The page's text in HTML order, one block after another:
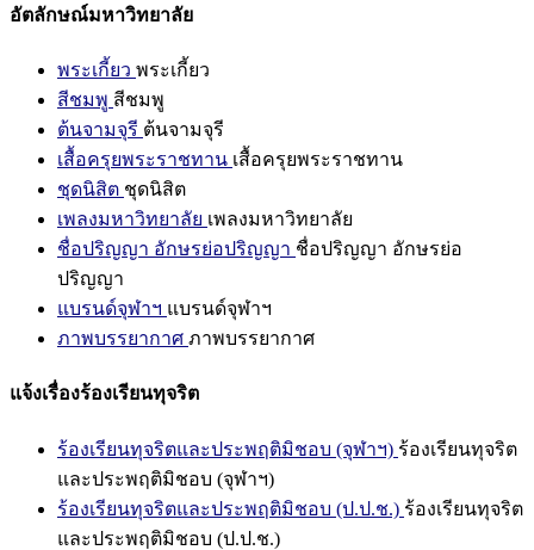
อัตลักษณ์มหาวิทยาลัย
พระเกี้ยว พระเกี้ยว
สีชมพู สีชมพู
ต้นจามจุรี ต้นจามจุรี
เสื้อครุยพระราชทาน เสื้อครุยพระราชทาน
ชุดนิสิต ชุดนิสิต
เพลงมหาวิทยาลัย เพลงมหาวิทยาลัย
ชื่อปริญญา อักษรย่อปริญญา ชื่อปริญญา อักษรย่อ
ปริญญา
แบรนด์จุฬาฯ แบรนด์จุฬาฯ
ภาพบรรยากาศ ภาพบรรยากาศ
แจ้งเรื่องร้องเรียนทุจริต
ร้องเรียนทุจริตและประพฤติมิชอบ (จุฬาฯ) ร้องเรียนทุจริต
และประพฤติมิชอบ (จุฬาฯ)
ร้องเรียนทุจริตและประพฤติมิชอบ (ป.ป.ช.) ร้องเรียนทุจริต
และประพฤติมิชอบ (ป.ป.ช.)